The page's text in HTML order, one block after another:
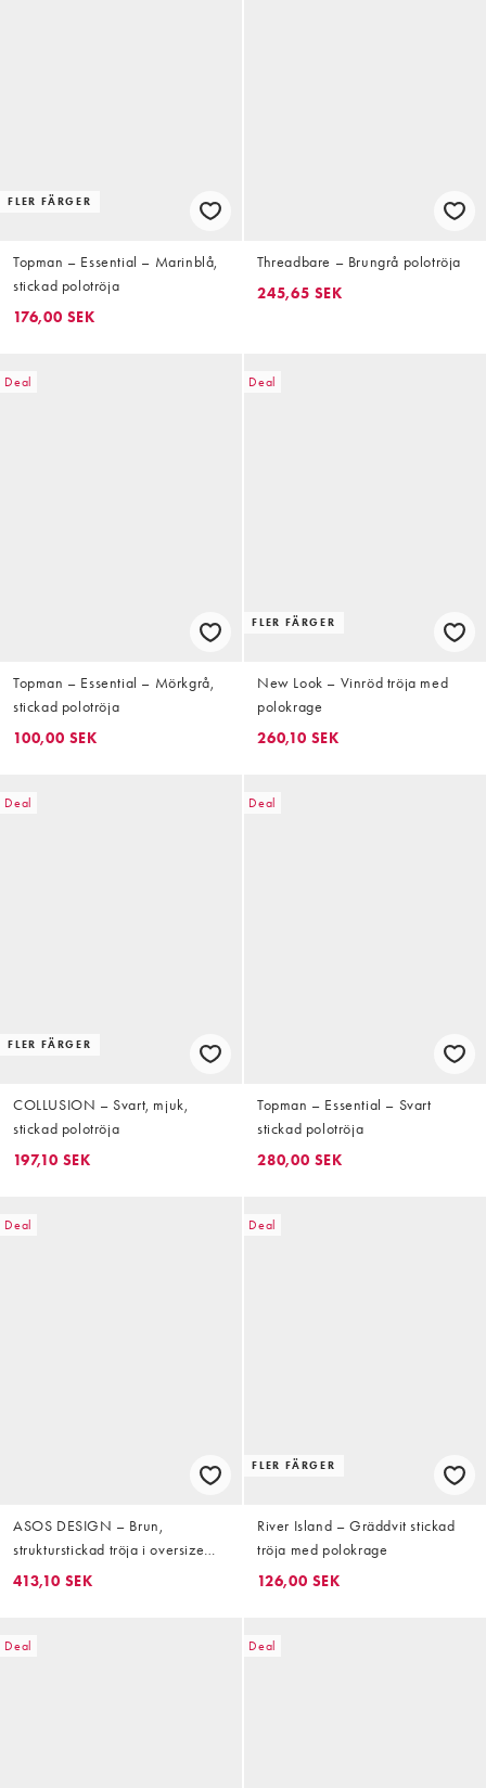
FLER FÄRGER
Topman – Essential – Marinblå,
stickad polotröja
176,00 SEK
Threadbare – Brungrå polotröja
245,65 SEK
Deal
Topman – Essential – Mörkgrå,
stickad polotröja
100,00 SEK
Deal
FLER FÄRGER
New Look – Vinröd tröja med
polokrage
260,10 SEK
Deal
FLER FÄRGER
COLLUSION – Svart, mjuk,
stickad polotröja
197,10 SEK
Deal
Topman – Essential – Svart
stickad polotröja
280,00 SEK
Deal
ASOS DESIGN – Brun,
strukturstickad tröja i oversize
med polokrage
413,10 SEK
Deal
FLER FÄRGER
River Island – Gräddvit stickad
tröja med polokrage
126,00 SEK
Deal Deal